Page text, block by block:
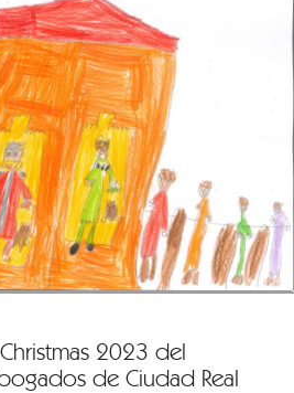
2023 del
de Ciudad Real